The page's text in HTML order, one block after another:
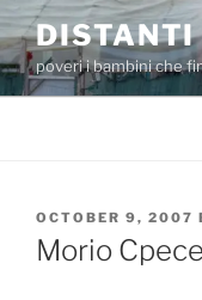
Skip
to
contentpoveri i bambini che
POSTED
ON
OCTOBER 9, 2007
Morio